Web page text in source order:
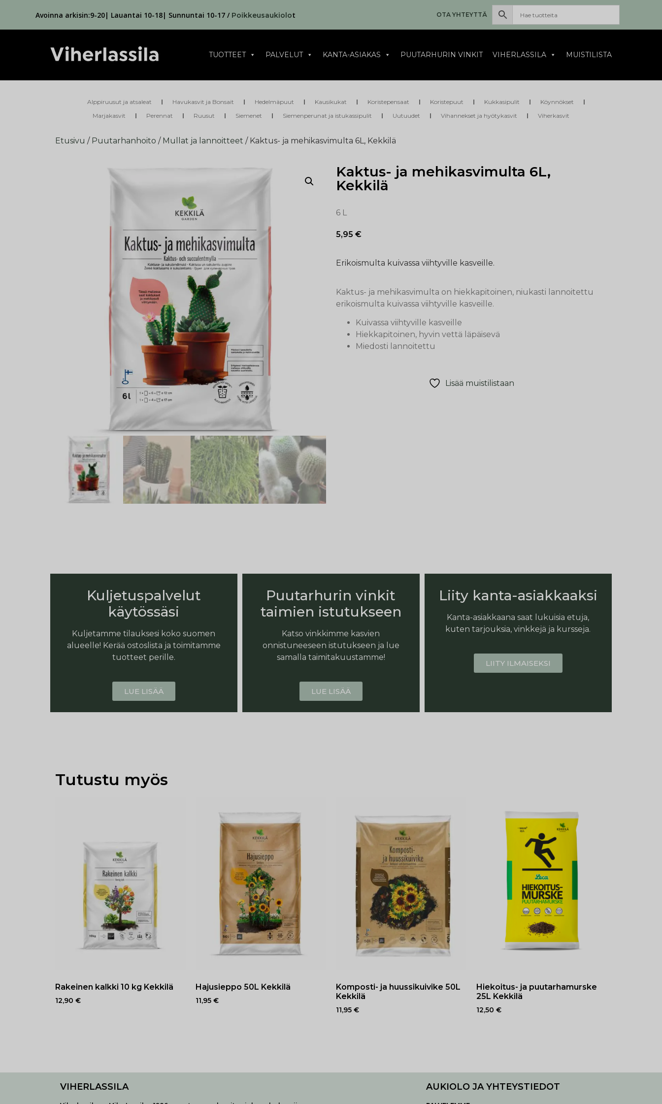
Avoinna arkisin:9-20| Lauantai 10-18| Sunnuntai 10-17 / Poikkeusaukiolot OTA YHTEYTTÄ
TUOTTEET PALVELUT KANTA-ASIAKAS PUUTARHURIN VINKIT VIHERLASSILA MUISTILISTA
Alppiruusut ja atsaleat Havukasvit ja Bonsait Hedelmäpuut Kausikukat Koristepensaat Koristepuut Kukkasipulit
Köynnökset
Marjakasvit
Perennat Ruusut Siemenet Siemenperunat ja istukassipulit Uutuudet Vihannekset ja hyötykasvit Viherkasvit
Etusivu / Puutarhanhoito / Mullat ja lannoitteet / Kaktus- ja mehikasvimulta 6L, Kekkilä
Kaktus- ja mehikasvimulta 6L,
Kekkilä
6 L
5,95 €
Erikoismulta kuivassa viihtyville kasveille.
Kaktus- ja mehikasvimulta on hiekkapitoinen, niukasti lannoitettu
erikoismulta kuivassa viihtyville kasveille.
Kuivassa viihtyville kasveille
Hiekkapitoinen, hyvin vettä läpäisevä
Miedosti lannoitettu
Lisää muistilistaan
Kuljetuspalvelut
käytössäsi
Kuljetamme tilauksesi koko suomen
alueelle! Kerää ostoslista ja toimitamme
tuotteet perille.
LUE LISÄÄ
Puutarhurin vinkit
taimien istutukseen
Katso vinkkimme kasvien
onnistuneeseen istutukseen ja lue
samalla taimitakuustamme!
LUE LISÄÄ
Liity kanta-asiakkaaksi
Kanta-asiakkaana saat lukuisia etuja,
kuten tarjouksia, vinkkejä ja kursseja.
LIITY ILMAISEKSI
Tutustu myös
Rakeinen kalkki 10 kg Kekkilä
12,90 €
Hajusieppo 50L Kekkilä
11,95 €
Komposti- ja huussikuivike 50L
Kekkilä
11,95 €
Hiekoitus- ja puutarhamurske
25L Kekkilä
12,50 €
VIHERLASSILA AUKIOLO JA YHTEYSTIEDOT